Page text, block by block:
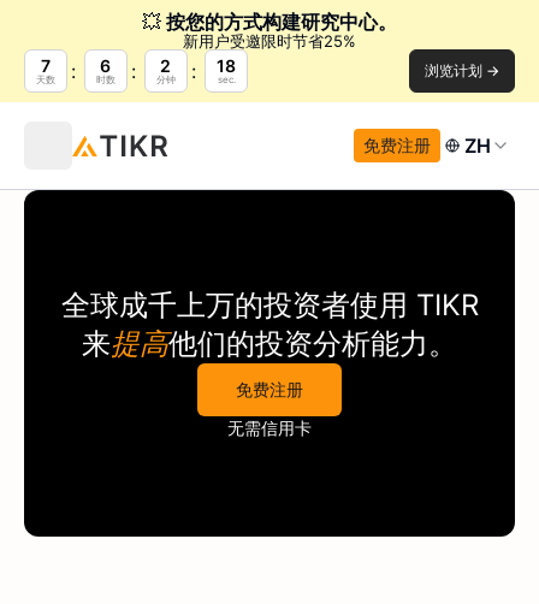
💥 按您的方式构建研究中心。
新用户受邀限时节省25%
7
天数
6
时数
2
分钟
17
sec. 浏览计划 →
免费注册 ZH
全球成千上万的投资者使用 TIKR
来提高他们的投资分析能力。
免费注册
无需信用卡